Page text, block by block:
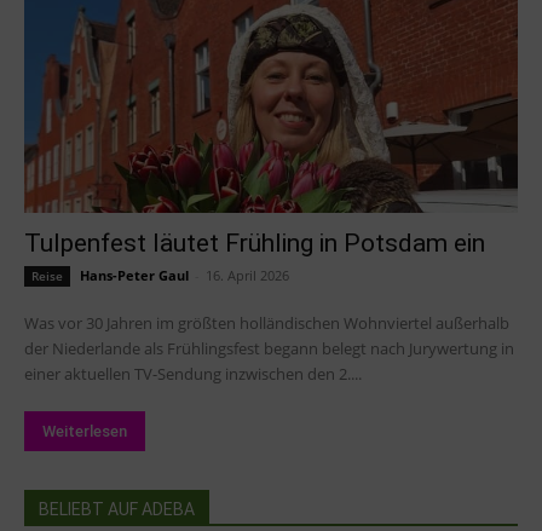
Tulpenfest läutet Frühling in Potsdam ein
Reise Hans-Peter Gaul 16. April 2026
Was vor 30 Jahren im größten holländischen Wohnviertel außerhalb
der Niederlande als Frühlingsfest begann belegt nach Jurywertung in
einer aktuellen TV-Sendung inzwischen den 2....
Weiterlesen
BELIEBT AUF ADEBA